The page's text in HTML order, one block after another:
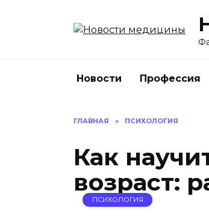
Новости Профессия
ГЛАВНАЯ » ПСИХОЛОГИЯ
Как
возраст:
ПСИХОЛОГИЯ